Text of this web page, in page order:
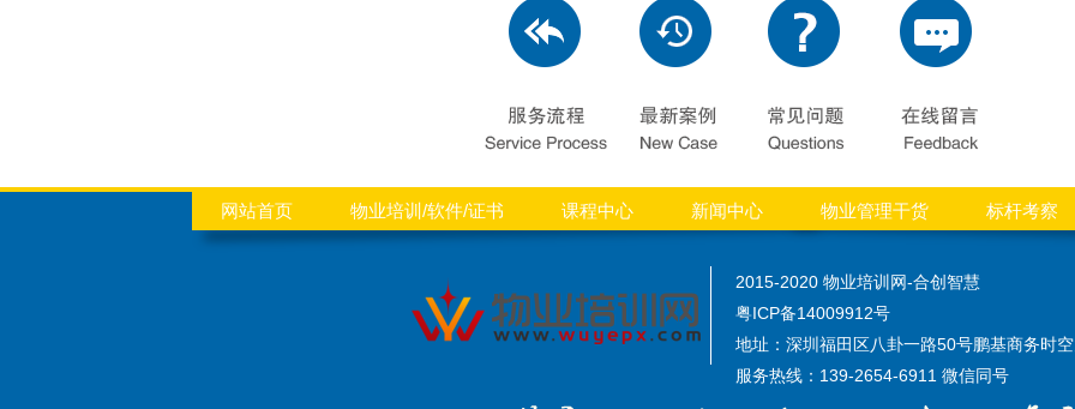
网站首页 物业培训/软件/证书 课程中心 新闻中心 物业管理干货 标杆考察
2015-2020 物业培训网-合创智慧
粤ICP备14009912号
地址：深圳福田区八卦一路50号鹏基商务时
服务热线：139-2654-6911 微信同号